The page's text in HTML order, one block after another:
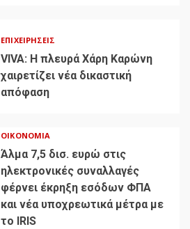
ΕΠΙΧΕΙΡΉΣΕΙΣ
VIVA: Η πλευρά Χάρη Καρώνη
χαιρετίζει νέα δικαστική
απόφαση
ΟΙΚΟΝΟΜΊΑ
Άλμα 7,5 δισ. ευρώ στις
ηλεκτρονικές συναλλαγές
φέρνει έκρηξη εσόδων ΦΠΑ
και νέα υποχρεωτικά μέτρα με
το IRIS